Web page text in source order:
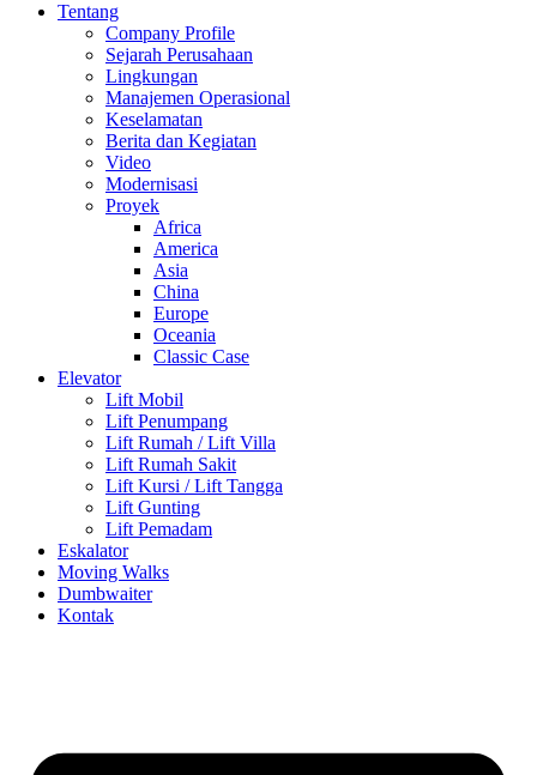
Tentang
Company Profile
Sejarah Perusahaan
Lingkungan
Manajemen Operasional
Keselamatan
Berita dan Kegiatan
Video
Modernisasi
Proyek
Africa
America
Asia
China
Europe
Oceania
Classic Case
Elevator
Lift Mobil
Lift Penumpang
Lift Rumah / Lift Villa
Lift Rumah Sakit
Lift Kursi / Lift Tangga
Lift Gunting
Lift Pemadam
Eskalator
Moving Walks
Dumbwaiter
Kontak